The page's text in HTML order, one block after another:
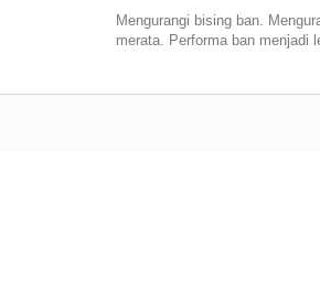
Mengurangi bising ban.
merata. Performa ban menjadi